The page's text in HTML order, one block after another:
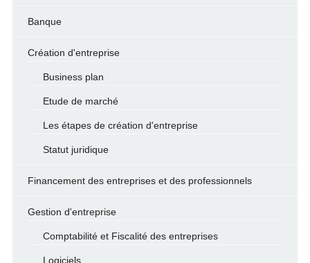
Banque
Création d'entreprise
Business plan
Etude de marché
Les étapes de création d'entreprise
Statut juridique
Financement des entreprises et des professionnels
Gestion d'entreprise
Comptabilité et Fiscalité des entreprises
Logiciels